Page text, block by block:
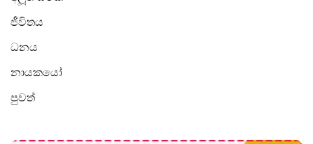
ජීවිතය
ධනය
නායකයෝ
පුවත්